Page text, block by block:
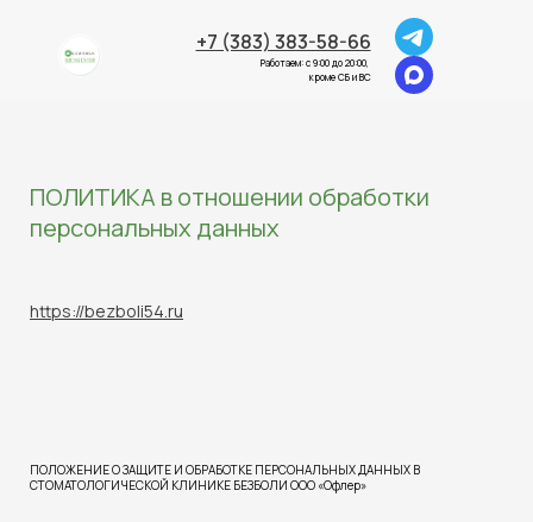
+7 (383) 383-58-66
Работаем: с 9:00 до 20:00,
кроме СБ и ВС
ПОЛИТИКА в отношении обработки
персональных данных
https://bezboli54.ru
ПОЛОЖЕНИЕ О ЗАЩИТЕ И ОБРАБОТКЕ ПЕРСОНАЛЬНЫХ ДАННЫХ В
СТОМАТОЛОГИЧЕСКОЙ КЛИНИКЕ БЕЗБОЛИ ООО «Офлер»